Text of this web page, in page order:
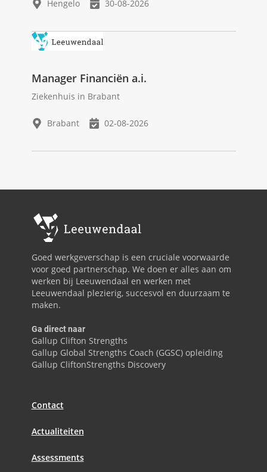
Hengelo 30-08-2026
Manager Financiën a.i.
Ziekenhuis in Brabant
Brabant 02-08-2026
Goed werkgeverschap is een cruciale voorwaarde
voor goed partnerschap. We doen er alles aan om
werken bij Leeuwendaal en werken met
Leeuwendaal plezierig, succesvol en duurzaam te
maken.
Ga direct naar
Gallup Clifton Strengths
Gallup Global Strengths Coach (GGSC) opleiding
Gallup CliftonStrengths Discovery
Contact
Actualiteiten
Assessments